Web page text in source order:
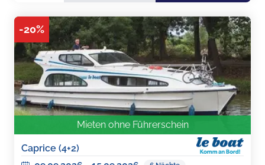
-20%
Mieten ohne Führerschein
Caprice (4+2)